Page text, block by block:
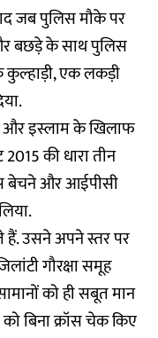
जब पुलिस मौके पर
बछड़े के साथ पुलिस
कुल्हाड़ी, एक लकड़ी
और इस्लाम के खिलाफ
की धारा तीन
बेचने और आईपीसी
हैं. उसने अपने स्तर पर
गौरक्षा समूह
को ही सबूत मान
बिना क्रॉस चेक किए